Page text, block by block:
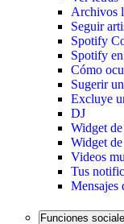
Archivos
Seguir
Spotify
Spotify
Cómo
Sugerir
Excluye
DJ
Widget
Widget
Videos
Tus
Mensajes
Funciones